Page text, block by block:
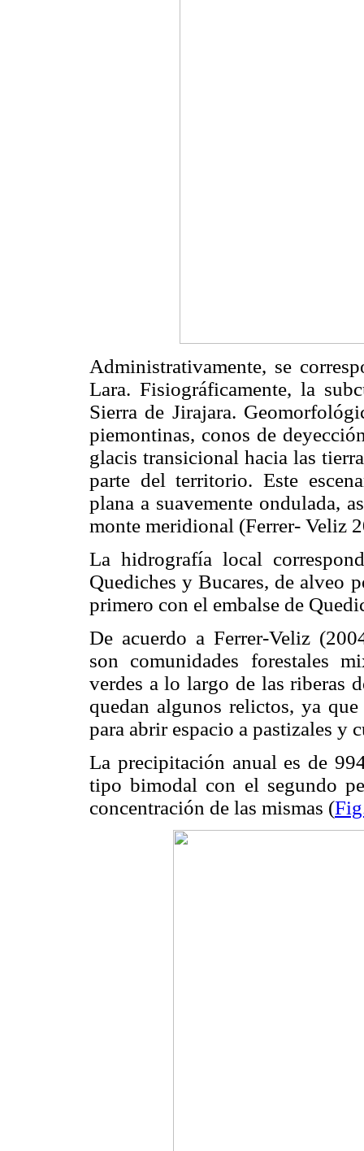
Administrativamente, se
Lara. Fisiográficamente, la
Sierra de Jirajara.
piemontinas, conos de
glacis transicional hacia las
parte del territorio. Este
plana a suavemente ondulada,
monte meridional (Ferrer- Veliz
La hidrografía local
Quediches y Bucares, de alveo
primero con el embalse de
De acuerdo a Ferrer-Veliz
son comunidades forestales
verdes a lo largo de las riberas
quedan algunos relictos, ya
para abrir espacio a pastizales y
La precipitación anual es de
tipo bimodal con el segundo
concentración de las mismas (